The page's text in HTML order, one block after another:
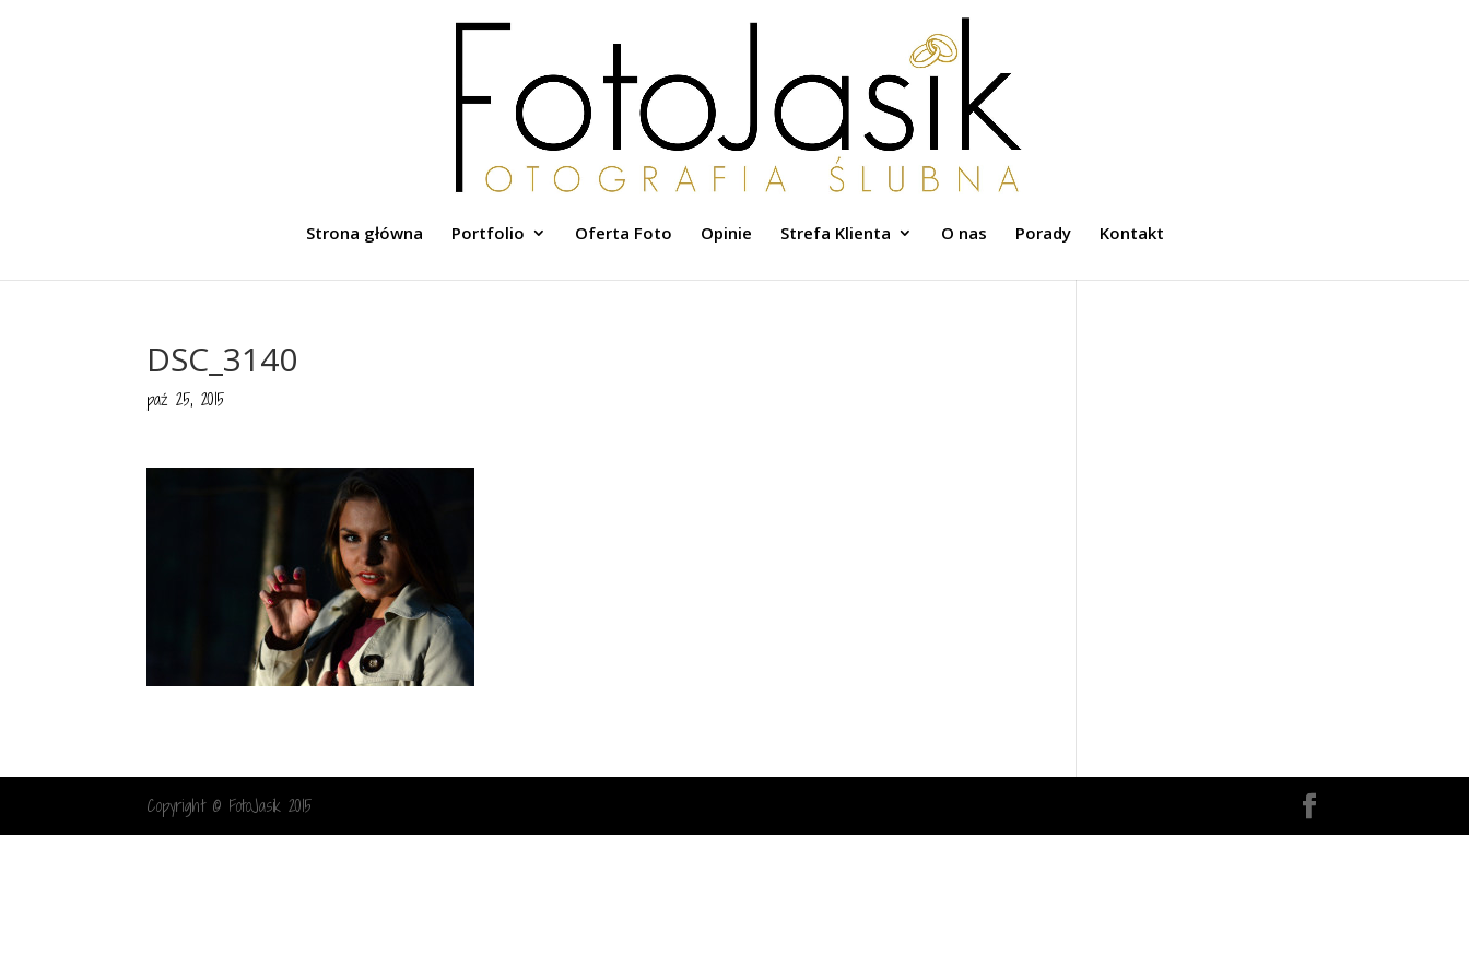
Strona główna Portfolio Oferta Foto Opinie Strefa Klienta O nas Porady Kontakt
DSC_3140
paź 25, 2015
Copyright © FotoJasik 2015